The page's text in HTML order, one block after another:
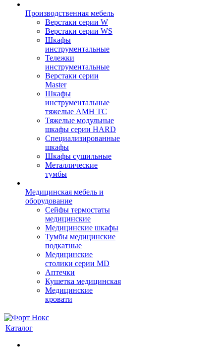
Производственная мебель
Верстаки серии W
Верстаки серии WS
Шкафы
инструментальные
Тележки
инструментальные
Верстаки серии
Master
Шкафы
инструментальные
тяжелые AMH TC
Тяжелые модульные
шкафы серии HARD
Cпециализированные
шкафы
Шкафы сушильные
Металлические
тумбы
Медицинская мебель и
оборудование
Сейфы термостаты
медицинские
Медицинские шкафы
Тумбы медицинские
подкатные
Медицинские
столики серии MD
Аптечки
Кушетка медицинская
Медицинские
кровати
Каталог